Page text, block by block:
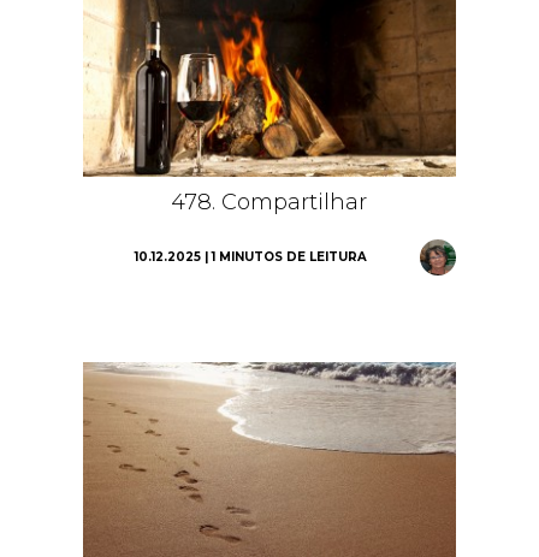
478. Compartilhar
10.12.2025 | 1 MINUTOS DE LEITURA